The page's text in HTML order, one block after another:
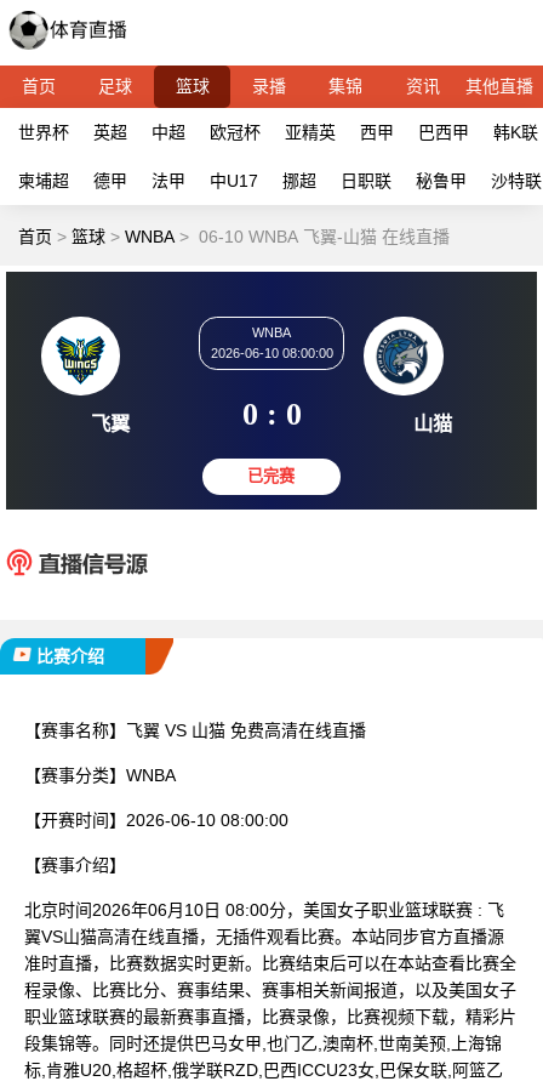
首页 足球 篮球 录播 集锦 资讯 其他直播
世界杯 英超 中超 欧冠杯 亚精英 西甲 巴西甲 韩K联
柬埔超 德甲 法甲 中U17 挪超 日职联 秘鲁甲 沙特联
首页 > 篮球 > WNBA > 06-10 WNBA 飞翼-山猫 在线直播
飞翼
2026-06-10 08:00:00
0 : 0 山
比赛介绍
【赛事名称】 飞翼 VS 山猫 免费高清在线直播
【赛事分类】 WNBA
【开赛时间】 2026-06-10 08:00:00
【赛事介绍】
北京时间2026年06月10日 08:00分，美国女子职业篮球联赛 : 飞
翼VS山猫高清在线直播，无插件观看比赛。本站同步官方直播源
准时直播，比赛数据实时更新。比赛结束后可以在本站查看比赛全
程录像、比赛比分、赛事结果、赛事相关新闻报道，以及美国女子
职业篮球联赛的最新赛事直播，比赛录像，比赛视频下载，精彩片
段集锦等。同时还提供巴马女甲,也门乙,澳南杯,世南美预,上海锦
标,肯雅U20,格超杯,俄学联RZD,巴西ICCU23女,巴保女联,阿篮乙